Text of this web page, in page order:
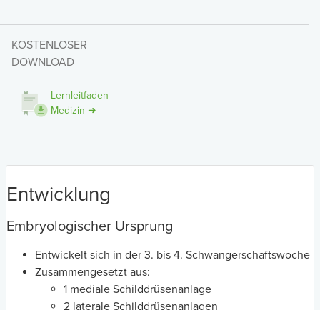
KOSTENLOSER
DOWNLOAD
Lernleitfaden
Medizin ➜
Entwicklung
Embryologischer Ursprung
Entwickelt sich in der 3. bis 4. Schwangerschaftswoche
Zusammengesetzt aus:
1 mediale Schilddrüsenanlage
2 laterale Schilddrüsenanlagen